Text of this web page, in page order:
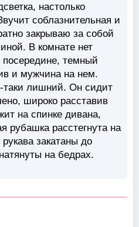
настолько
соблазнительная и
закрываю за собой
В комнате нет
посередине, темный
и мужчина на нем.
лишний. Он сидит
широко расставив
на спинке дивана,
рубашка расстегнута на
закатаны до
на бедрах.